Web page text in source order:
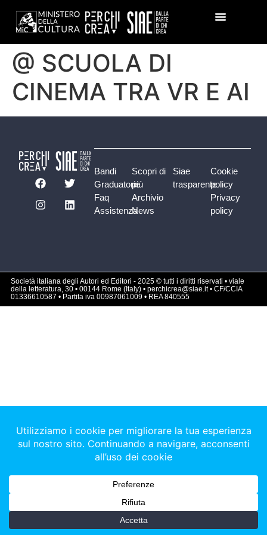
@ SCUOLA DI
CINEMA TRA VR E AI
Bandi
Graduatorie
Faq
Assistenza
Scopri di
più
Archivio
News
Siae
trasparente
Cookie
policy
Privacy
policy
Società italiana degli Autori ed Editori - 2025 © tutti i diritti riservati • viale
della letteratura, 30 • 00144 Rome (Italy) • perchicrea@siae.it • CF/CCIA
01336610587 • Partita iva 00987061009 • REA 840555